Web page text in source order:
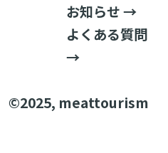
お知らせ →
よくある質問
→
©2025, meattourism